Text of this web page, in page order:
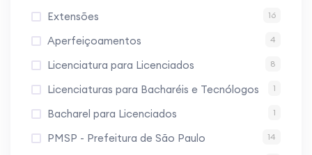
Extensões 16
Aperfeiçoamentos 4
Licenciatura para Licenciados 8
Licenciaturas para Bacharéis e Tecnólogos 1
Bacharel para Licenciados 1
PMSP - Prefeitura de São Paulo 14